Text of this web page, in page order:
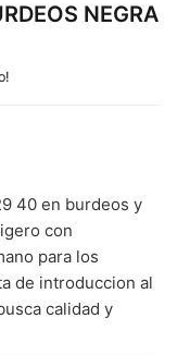
NEGRA
40 en burdeos y
con
para los
de introduccion al
calidad y